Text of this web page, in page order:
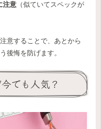
注意（似ていてスペックが
意することで、あとから
後悔を防げます。
でも人気？